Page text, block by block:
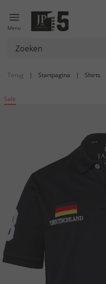
Menu
Terug | Startpagina | Shirts
Sale